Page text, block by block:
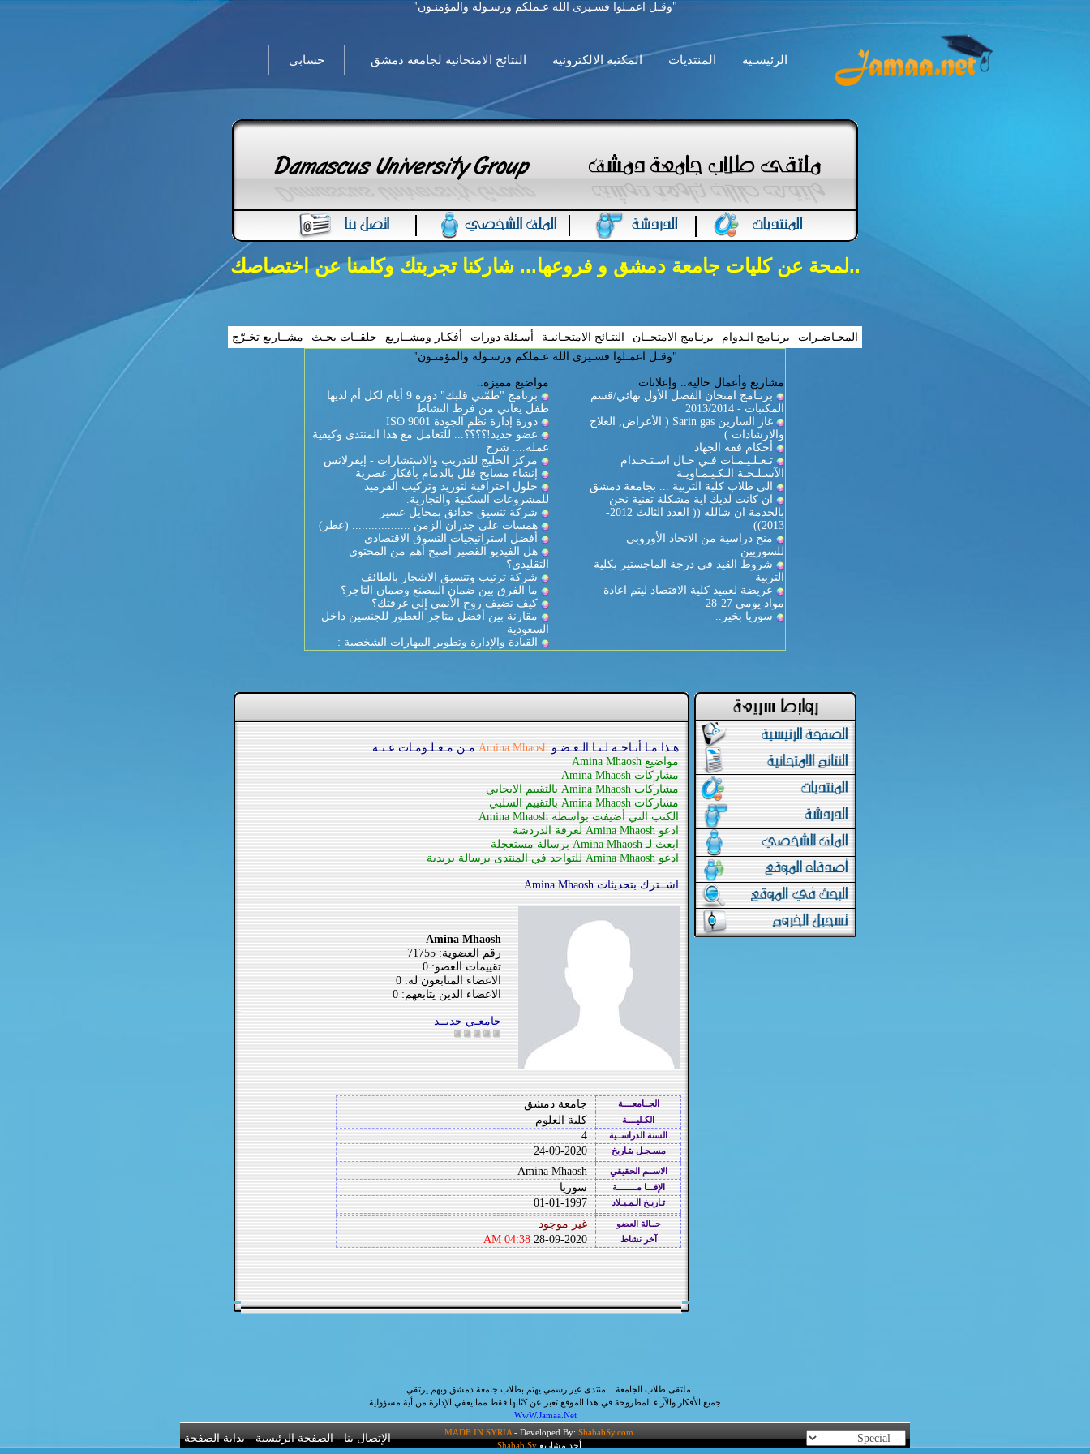
"وقـل اعمـلوا فسـيرى الله عـملكم ورسـوله والمؤمنـون"
الرئيسـية المنتديات المكتبة الالكترونية النتائج الامتحانية لجامعة دمشق حسابي
..لمحة عن كليات جامعة دمشق و فروعها... شاركنا تجربتك وكلمنا عن اختصاصك
المحـاضـرات برنـامج الـدوام برنـامج الامتحــان النتـائج الامتحـانيـة أسـئلة دورات أفكـار ومشــاريع حلقــات بحـث
مشــاريع تخـرّج
"وقـل اعمـلوا فسـيرى الله عـملكم ورسـوله والمؤمنـون"
مشاريع وأعمال حالية.. وإعلانات
برنـامج امتحان الفصل الأول نهائي/قسم
المكتبات - 2013/2014
غاز السارين Sarin gas ( الأعراض, العلاج
والارشادات )
أحكام فقه الجهاد
تـعـلـيـمـات فـي حـال اسـتـخـدام
الآسـلـحـة الـكـيـمـاويـة
الى طلاب كلية التربية ... بجامعة دمشق
ان كانت لديك اية مشكلة تقنية نحن
بالخدمة ان شالله (( العدد الثالث 2012-
2013))
منح دراسية من الاتحاد الأوروبي
للسوريين
شروط القيد في درجة الماجستير بكلية
التربية
عريضة لعميد كلية الاقتصاد ليتم اعادة
مواد يومي 27-28
سوريا بخير..
مواضيع مميزة..
برنامج "طمّني قلبك" دورة 9 أيام لكل أم لديها
طفل يعاني من فرط النشاط
دورة إدارة نظم الجودة ISO 9001
عضو جديد!؟؟؟؟... للتعامل مع هذا المنتدى وكيفية
عمله.... شرح
مركز الخليج للتدريب والاستشارات - إيفرلانس
إنشاء مسابح فلل بالدمام بأفكار عصرية
حلول احترافية لتوريد وتركيب القرميد
للمشروعات السكنية والتجارية.
شركة تنسيق حدائق بمحايل عسير
همسات على جدران الزمن .................. (عطر)
أفضل استراتيجيات التسوق الاقتصادي
هل الفيديو القصير أصبح أهم من المحتوى
التقليدي؟
شركة ترتيب وتنسيق الاشجار بالطائف
ما الفرق بين ضمان المصنع وضمان التاجر؟
كيف تضيف روح الأنمي إلى غرفتك؟
مقارنة بين أفضل متاجر العطور للجنسين داخل
السعودية
القيادة والإدارة وتطوير المهارات الشخصية :
هـذا مـا أتـاحـه لـنـا الـعـضـو Amina Mhaosh مـن مـعـلـومـات عـنـه :
مواضيع Amina Mhaosh
مشاركات Amina Mhaosh
مشاركات Amina Mhaosh بالتقييم الايجابي
مشاركات Amina Mhaosh بالتقييم السلبي
الكتب التي أضيفت بواسطة Amina Mhaosh
ادعو Amina Mhaosh لغرفة الدردشة
ابعث لـ Amina Mhaosh برسالة مستعجلة
ادعو Amina Mhaosh للتواجد في المنتدى برسالة بريدية
اشــترك بتحديثات Amina Mhaosh
Amina Mhaosh
رقم العضوية: 71755
تقييمات العضو: 0
الاعضاء المتابعون له: 0
الاعضاء الذين يتابعهم: 0
جامعـي جديــد
الجــامعــــة جامعة دمشق
الكـليــــة كلية العلوم
السنة الدراســية 4
مسـجـل بتـاريخ 24-09-2020
الاســم الحقيقي Amina Mhaosh
الإقـــا مــــــــة سوريا
تـاريـخ الـمـيـلاد 01-01-1997
حــالة العضو غير موجود
آخر نشاط 28-09-2020
04:38 AM
ملتقى طلاب الجامعة... منتدى غير رسمي يهتم بطلاب جامعة دمشق وبهم يرتقي...
جميع الأفكار والآراء المطروحة في هذا الموقع تعبر عن كتّابها فقط مما يعفي الإدارة من أية مسؤولية
WwW.Jamaa.Net
MADE IN SYRIA - Developed By: ShababSy.com
أحد مشاريعShabab Sy
الإتصال بنا-الصفحة الرئيسية-بداية الصفحة